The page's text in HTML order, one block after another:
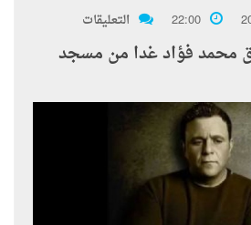
22:00 التعليقات
محمد فؤاد غدا من مسجد